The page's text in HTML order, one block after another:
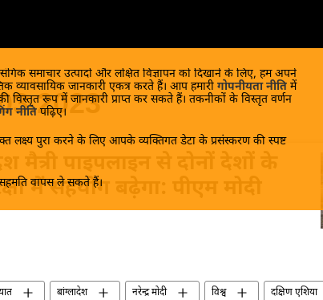
समाचार उत्पादों और लक्षित विज्ञापन को दिखाने के लिए, हम अपने
व्यावसायिक जानकारी एकत्र करते हैं। आप हमारी गोपनीयता नीति में
रूप में जानकारी प्राप्त कर सकते हैं। तकनीकों के विस्तृत वर्णन
नीति पढ़िए।
पुरा करने के लिए आपके व्यक्तिगत डेटा के प्रसंस्करण की स्पष्ट
वापस ले सकते हैं।
में सहयोग बढ़ेगा: पीएम मोदी
बांग्लादेश नरेन्द्र मोदी विश्व
दक्षिण एशिया